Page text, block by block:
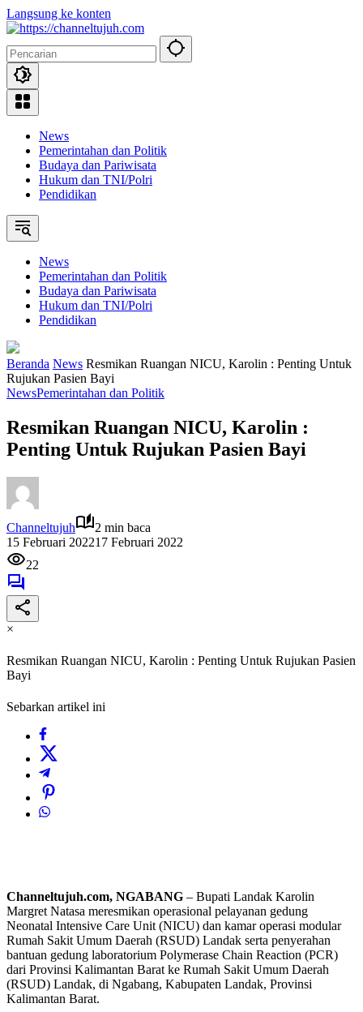
Langsung ke konten
News
Pemerintahan dan Politik
Budaya dan Pariwisata
Hukum dan TNI/Polri
Pendidikan
News
Pemerintahan dan Politik
Budaya dan Pariwisata
Hukum dan TNI/Polri
Pendidikan
Beranda News Resmikan Ruangan NICU, Karolin : Penting Untuk
Rujukan Pasien Bayi
NewsPemerintahan dan Politik
Resmikan Ruangan NICU, Karolin :
Penting Untuk Rujukan Pasien Bayi
Channeltujuh
2 min baca
15 Februari 202217 Februari 2022
22
×
Resmikan Ruangan NICU, Karolin : Penting Untuk Rujukan Pasien
Bayi
Sebarkan artikel ini
Channeltujuh.com, NGABANG – Bupati Landak Karolin
Margret Natasa meresmikan operasional pelayanan gedung
Neonatal Intensive Care Unit (NICU) dan kamar operasi modular
Rumah Sakit Umum Daerah (RSUD) Landak serta penyerahan
bantuan gedung laboratorium Polymerase Chain Reaction (PCR)
dari Provinsi Kalimantan Barat ke Rumah Sakit Umum Daerah
(RSUD) Landak, di Ngabang, Kabupaten Landak, Provinsi
Kalimantan Barat.